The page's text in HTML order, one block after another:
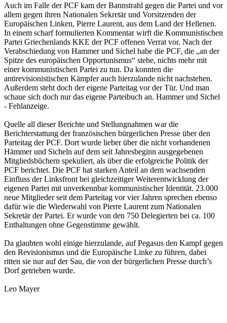
Auch im Falle der PCF kam der Bannstrahl gegen die Partei und vor
allem gegen ihren Nationalen Sekretär und Vorsitzenden der
Europäischen Linken, Pierre Laurent, aus dem Land der Hellenen.
In einem scharf formulierten Kommentar wirft die Kommunistischen
Partei Griechenlands KKE der PCF offenen Verrat vor. Nach der
Verabschiedung von Hammer und Sichel habe die PCF, die „an der
Spitze des europäischen Opportunismus“ stehe, nichts mehr mit
einer kommunistischen Partei zu tun. Da konnten die
antirevisionistischen Kämpfer auch hierzulande nicht nachstehen.
Außerdem steht doch der eigene Parteitag vor der Tür. Und man
schaue sich doch nur das eigene Parteibuch an. Hammer und Sichel
- Fehlanzeige.
Quelle all dieser Berichte und Stellungnahmen war die
Berichterstattung der französischen bürgerlichen Presse über den
Parteitag der PCF. Dort wurde lieber über die nicht vorhandenen
Hämmer und Sicheln auf dem seit Jahresbeginn ausgegebenen
Mitgliedsbüchern spekuliert, als über die erfolgreiche Politik der
PCF berichtet. Die PCF hat starken Anteil an dem wachsenden
Einfluss der Linksfront bei gleichzeitiger Weiterentwicklung der
eigenen Partei mit unverkennbar kommunistischer Identität. 23.000
neue Mitglieder seit dem Parteitag vor vier Jahren sprechen ebenso
dafür wie die Wiederwahl von Pierre Laurent zum Nationalen
Sekretär der Partei. Er wurde von den 750 Delegierten bei ca. 100
Enthaltungen ohne Gegenstimme gewählt.
Da glaubten wohl einige hierzulande, auf Pegasus den Kampf gegen
den Revisionismus und die Europäische Linke zu führen, dabei
ritten sie nur auf der Sau, die von der bürgerlichen Presse durch’s
Dorf getrieben wurde.
Leo Mayer